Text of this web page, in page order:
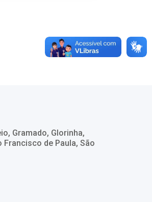
Gramado, Glorinha,
Francisco de Paula, São